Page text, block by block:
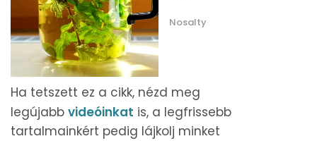
Nosalty
Ha tetszett ez a cikk, nézd meg
legújabb videóinkat is, a legfrissebb
tartalmainkért pedig lájkolj minket